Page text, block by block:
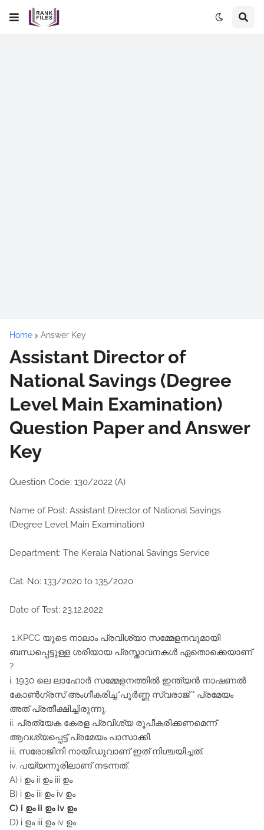
Home Answer Key
Assistant Director of
National Savings (Degree
Level Main Examination)
Question Paper and Answer
Key
Question Code: 130/2022 (A)
Name of Post: Assistant Director of National Savings
(Degree Level Main Examination)
Department: The Kerala National Savings Service
Cat. No: 133/2020 to 135/2020
Date of Test: 23.12.2022
1.KPCC യുടെ നാലാം പ്രവിശ്യാ സമ്മേളനവുമായി
ബന്ധപ്പെട്ടുള്ള ശരിയായ പ്രസ്താവനകൾ ഏതൊക്കെയാണ്‌
?
i. 1930 ലെ ലാഹോർ സമ്മേളനത്തിൽ ഇന്ത്യൻ നാഷണൽ
കോൺഗ്രസ്‌ അംഗീകരിച്ച“പൂർണ്ണ സ്വരാജ്‌ " പ്രമേയം
അത്‌ പ്രതീക്ഷിച്ചിരുന്നു.
ii. പ്രത്യേക കേരള പ്രവിശ്യ രൂപീകരിക്കണമെന്ന്‌
ആവശ്യപ്പെട്ട്‌ പ്രമേയം പാസാക്കി.
iii. സരോജിനി നായിഡുവാണ്‌ ഇത്‌ നിശ്ചയിച്ചത്‌.
iv. പയ്യന്നൂരിലാണ്‌ നടന്നത്‌.
A) i ഉം ii ഉം iii ഉം
B) i ഉം iii ഉം iv ഉം
C) i ഉം ii ഉം iv ഉം
D) i ഉം iii ഉം iv ഉം